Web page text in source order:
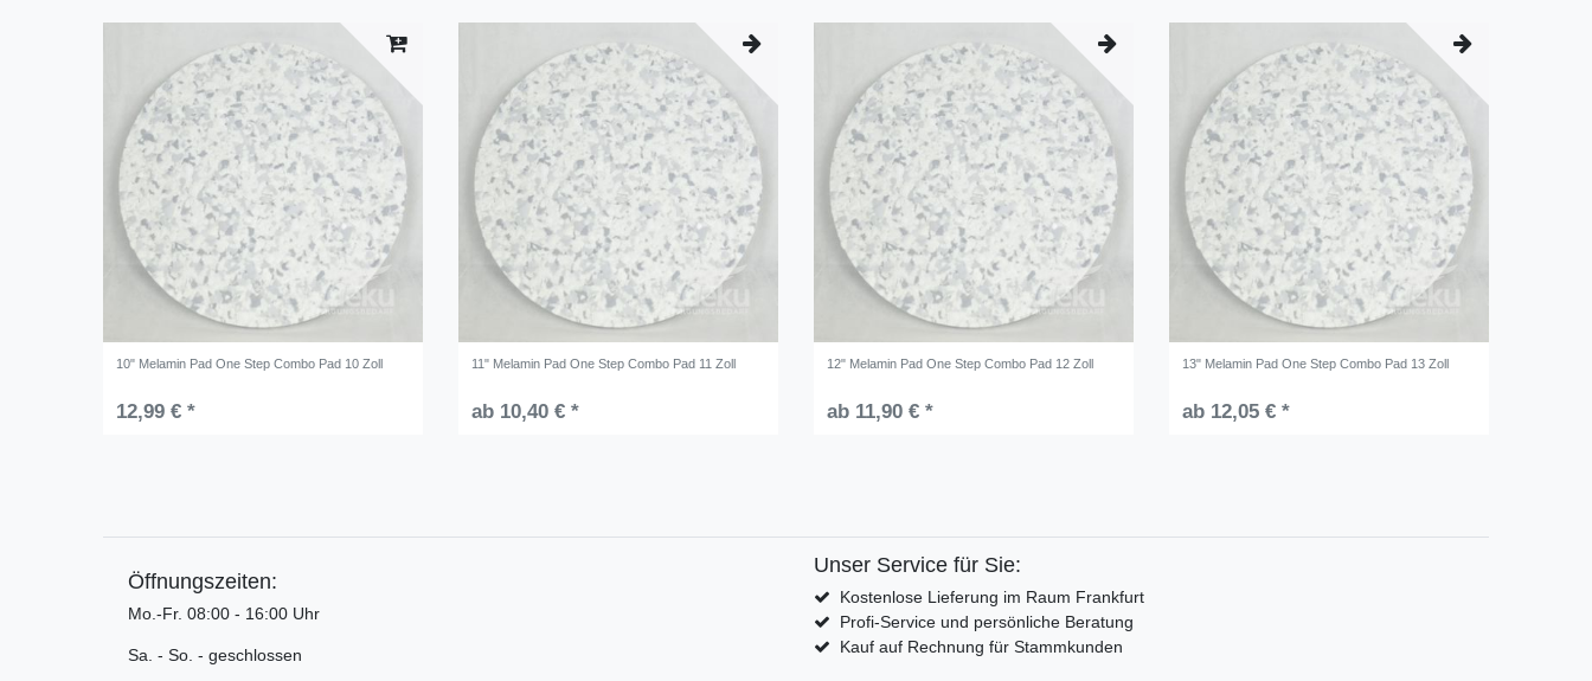
10" Melamin Pad One Step Combo Pad 10 Zoll
12,99 € *
11" Melamin Pad One Step Combo Pad 11 Zoll
ab 10,40 € *
12" Melamin Pad One Step Combo Pad 12 Zoll
ab 11,90 € *
13" Melamin Pad One Step Combo Pad 13 Zoll
ab 12,05 € *
Öffnungszeiten:
Mo.-Fr. 08:00 - 16:00 Uhr
Sa. - So. - geschlossen
Unser Service für Sie:
Kostenlose Lieferung im Raum Frankfurt
Profi-Service und persönliche Beratung
Kauf auf Rechnung für Stammkunden